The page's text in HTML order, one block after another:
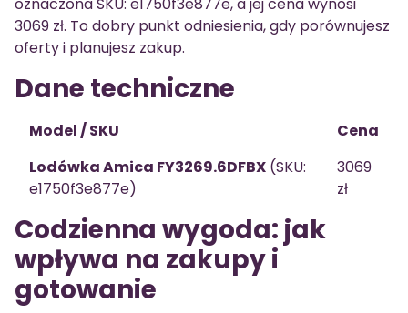
3069 zł. To dobry punkt odniesienia, gdy porównujesz
oferty i planujesz zakup.
Dane techniczne
Model / SKU
Cena
Lodówka Amica FY3269.6DFBX (SKU:
e1750f3e877e)
3069
zł
Codzienna wygoda: jak
wpływa na zakupy i
gotowanie